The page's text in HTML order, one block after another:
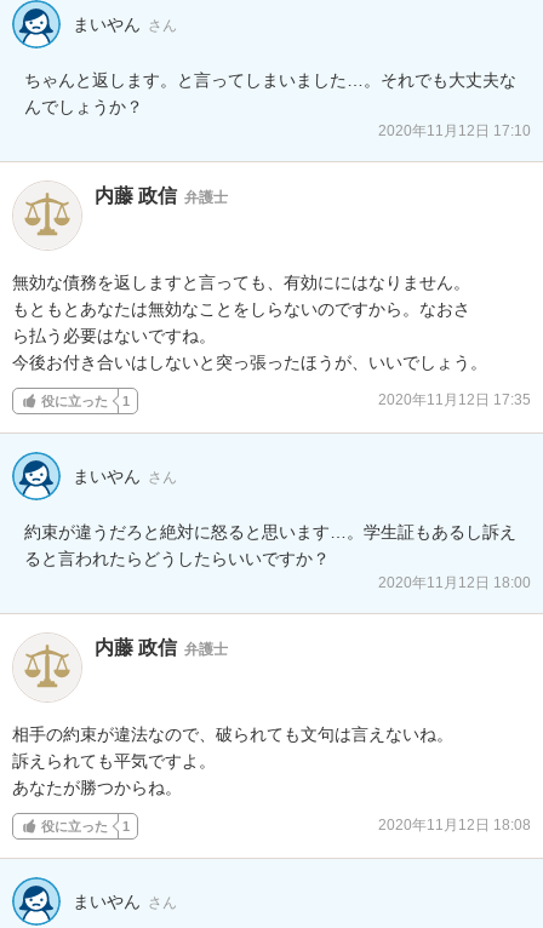
まいやん さん
ちゃんと返します。と言ってしまいました…。それでも大丈夫な
んでしょうか？
2020年11月12日 17:10
内藤 政信 弁護士
無効な債務を返しますと言っても、有効ににはなりません。
もともとあなたは無効なことをしらないのですから。なおさ
ら払う必要はないですね。
今後お付き合いはしないと突っ張ったほうが、いいでしょう。
役に立った 1 2020年11月12日 17:35
まいやん さん
約束が違うだろと絶対に怒ると思います…。学生証もあるし訴え
ると言われたらどうしたらいいですか？
2020年11月12日 18:00
内藤 政信 弁護士
相手の約束が違法なので、破られても文句は言えないね。
訴えられても平気ですよ。
あなたが勝つからね。
役に立った 1 2020年11月12日 18:08
まいやん さん